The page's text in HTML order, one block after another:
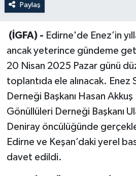
Paylaş
(İGFA) - Edirne'de Enez’in
ancak yeterince gündeme
20 Nisan 2025 Pazar günü
toplantıda ele alınacak. Enez
Derneği Başkanı Hasan
Gönüllüleri Derneği Başkanı
Deniray öncülüğünde
Edirne ve Keşan’daki yerel
davet edildi.